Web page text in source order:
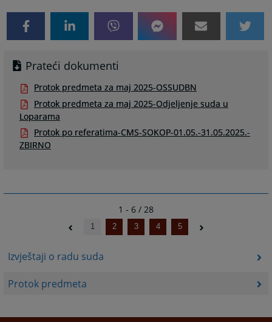
Izvještaji o radu suda
Protok predmeta
Prateći dokumenti
Protok predmeta za maj 2025-OSSUDBN
Protok predmeta za maj 2025-Odjeljenje suda u
Loparama
Protok po referatima-CMS-SOKOP-01.05.-31.05.2025.-
ZBIRNO
1 - 6 / 28
1 2 3 4 5